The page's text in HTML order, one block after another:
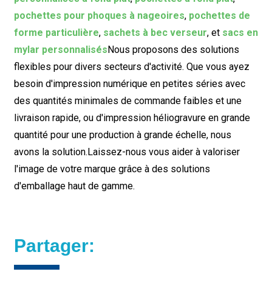
pochettes pour phoques à nageoires, pochettes de
forme particulière, sachets à bec verseur, et sacs en
mylar personnalisésNous proposons des solutions
flexibles pour divers secteurs d'activité. Que vous ayez
besoin d'impression numérique en petites séries avec
des quantités minimales de commande faibles et une
livraison rapide, ou d'impression héliogravure en grande
quantité pour une production à grande échelle, nous
avons la solution.Laissez-nous vous aider à valoriser
l'image de votre marque grâce à des solutions
d'emballage haut de gamme.
Partager: